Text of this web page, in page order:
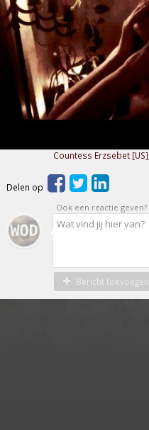
Countess Erzsebet [US]
Delen op
Ook een reactie geven?
Bericht toevoegen